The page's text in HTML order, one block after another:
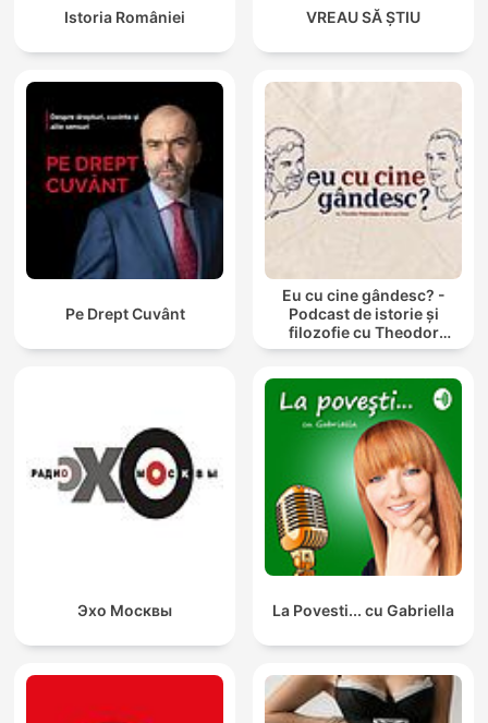
Istoria României VREAU SĂ ȘTIU
Pe Drept Cuvânt
Eu cu cine gândesc? -
Podcast de istorie și
filozofie cu Theodor
Paleologu și Răzvan Ioan
Эхо Москвы La Povesti... cu Gabriella